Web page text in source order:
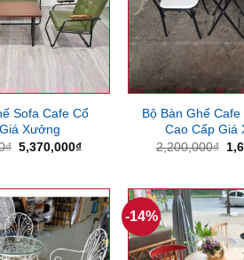
Sofa Cafe Cổ
Xưởng
₫ Giá
5,370,000₫Giá
5,370,000₫.
Bộ Bàn Ghế
Cao Cấp Giá
2,200,000₫ Giá
-14%